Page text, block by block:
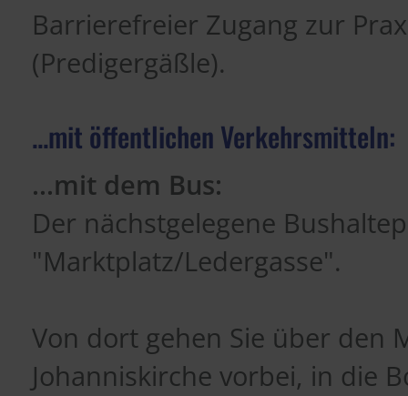
Barrierefreier Zugang zur
(Predigergäßle).
...mit öffentlichen Verkehrsmitteln:
...mit dem Bus:
Der nächstgelegene
"Marktplatz/Ledergasse".
Von dort gehen Sie über den
Johanniskirche vorbei, in die